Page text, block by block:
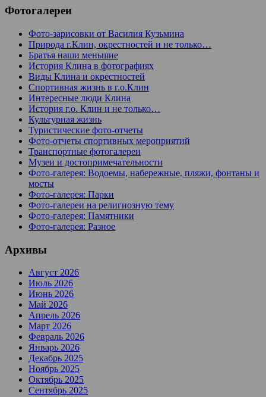
Фотогалереи
Фото-зарисовки от Василия Кузьмина
Природа г.Клин, окрестностей и не только…
Братья наши меньшие
История Клина в фотографиях
Виды Клина и окрестностей
Спортивная жизнь в г.о.Клин
Интересные люди Клина
История г.о. Клин и не только…
Культурная жизнь
Туристические фото-отчеты
Фото-отчеты спортивных мероприятий
Транспортные фотогалереи
Музеи и достопримечательности
Фото-галерея: Водоемы, набережные, пляжи, фонтаны и
мосты
Фото-галерея: Парки
Фото-галереи на религиозную тему
Фото-галерея: Памятники
Фото-галерея: Разное
Архивы
Август 2026
Июль 2026
Июнь 2026
Май 2026
Апрель 2026
Март 2026
Февраль 2026
Январь 2026
Декабрь 2025
Ноябрь 2025
Октябрь 2025
Сентябрь 2025